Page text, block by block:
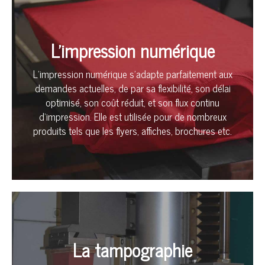
L'impression numérique
L’impression numérique s’adapte parfaitement aux
demandes actuelles, de par sa flexibilité, son délai
optimisé, son coût réduit, et son flux continu
d’impression. Elle est utilisée pour de nombreux
produits tels que les flyers, affiches, brochures etc.
La tampographie